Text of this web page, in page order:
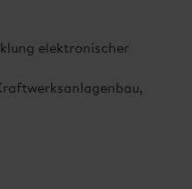
elektronischer